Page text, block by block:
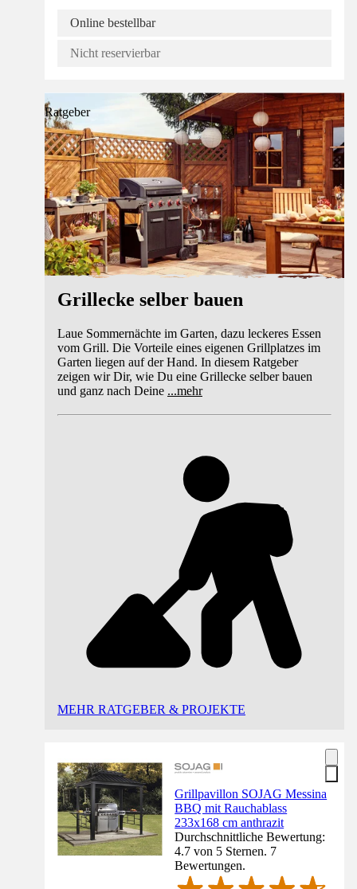
Online bestellbar
Nicht reservierbar
Ratgeber
Grillecke selber bauen
Laue Sommernächte im Garten, dazu leckeres Essen
vom Grill. Die Vorteile eines eigenen Grillplatzes im
Garten liegen auf der Hand. In diesem Ratgeber
zeigen wir Dir, wie Du eine Grillecke selber bauen
und ganz nach Deine ...mehr
MEHR RATGEBER & PROJEKTE
Grillpavillon SOJAG Messina
BBQ mit Rauchablass
233x168 cm anthrazit
Durchschnittliche Bewertung:
4.7 von 5 Sternen. 7
Bewertungen.